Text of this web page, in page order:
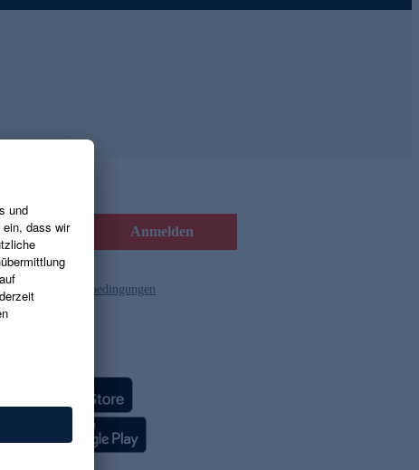
Anmelden
und die Gutscheinbedingungen